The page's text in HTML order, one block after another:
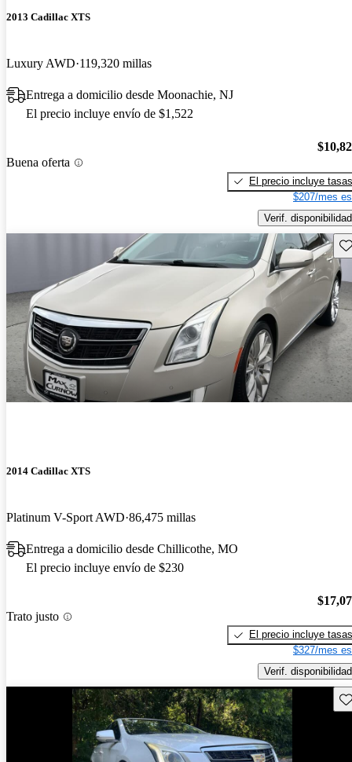
2013 Cadillac XTS
Luxury AWD 119,320 millas
Entrega a domicilio desde Moonachie, NJ
El precio incluye envío de $1,522
Buena oferta
El precio incluye tasas
$207/mes
Verif. disponibilidad
2014 Cadillac XTS
Platinum V-Sport AWD 86,475 millas
Entrega a domicilio desde Chillicothe, MO
El precio incluye envío de $230
Trato justo
El precio incluye tasas
$327/mes
Verif. disponibilidad